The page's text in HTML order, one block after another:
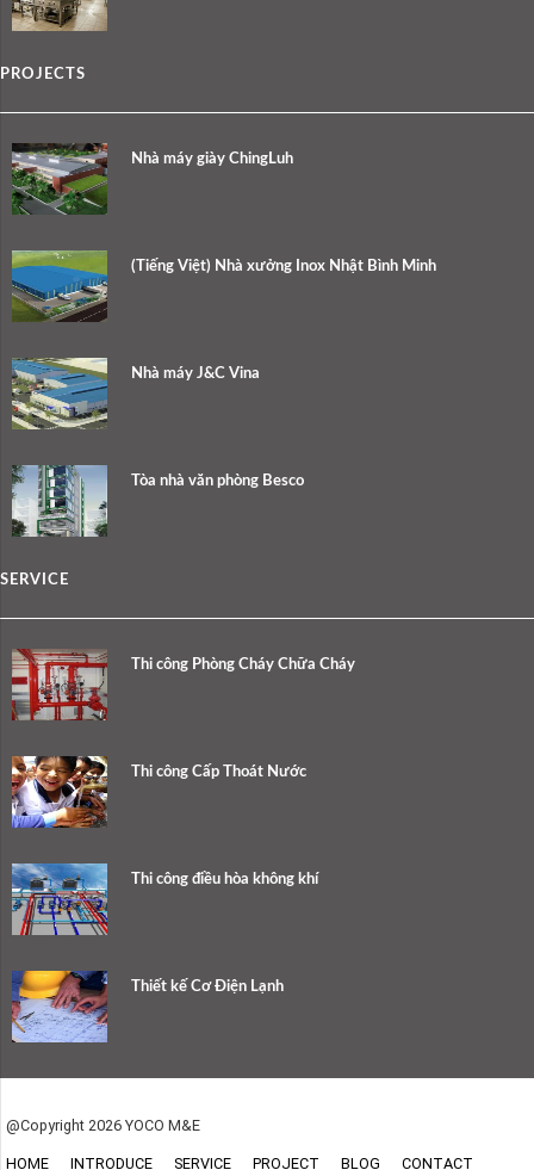
PROJECTS
Nhà máy giày ChingLuh
(Tiếng Việt) Nhà xưởng Inox Nhật Bình Minh
Nhà máy J&C Vina
Tòa nhà văn phòng Besco
SERVICE
Thi công Phòng Cháy Chữa Cháy
Thi công Cấp Thoát Nước
Thi công điều hòa không khí
Thiết kế Cơ Điện Lạnh
@Copyright 2026 YOCO M&E
HOME INTRODUCE SERVICE PROJECT BLOG CONTACT